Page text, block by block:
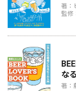
著：
監修
な
著：